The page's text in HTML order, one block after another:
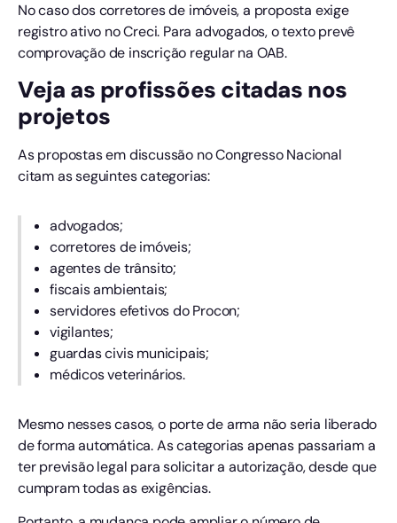
No caso dos corretores de imóveis, a proposta exige
registro ativo no Creci. Para advogados, o texto prevê
comprovação de inscrição regular na OAB.
Veja as profissões citadas nos
projetos
As propostas em discussão no Congresso Nacional
citam as seguintes categorias:
advogados;
corretores de imóveis;
agentes de trânsito;
fiscais ambientais;
servidores efetivos do Procon;
vigilantes;
guardas civis municipais;
médicos veterinários.
Mesmo nesses casos, o porte de arma não seria liberado
de forma automática. As categorias apenas passariam a
ter previsão legal para solicitar a autorização, desde que
cumpram todas as exigências.